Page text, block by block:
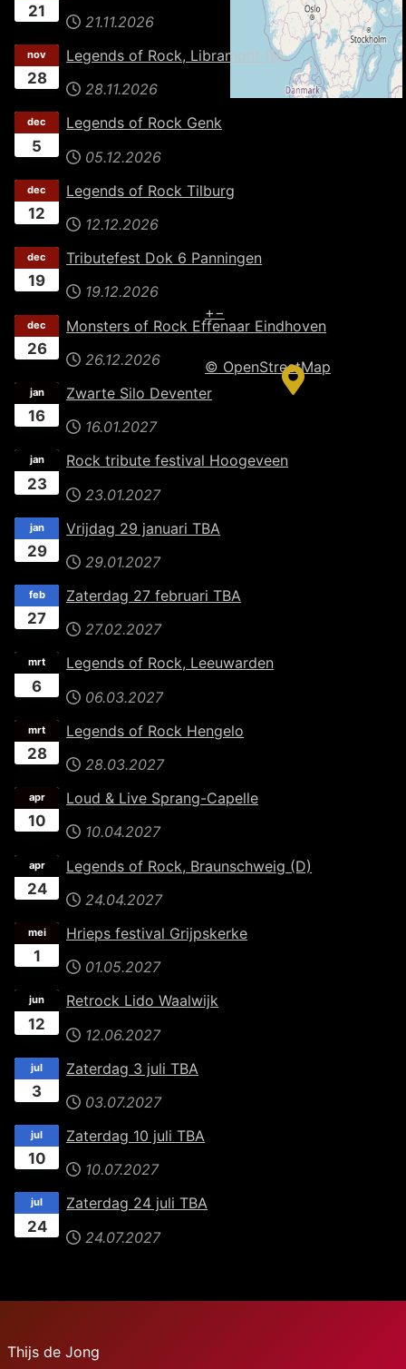
+−
© OpenStreetMap
21
21.11.2026
28
nov
Legends of Rock, Libramont (B)
28.11.2026
5
dec
Legends of Rock Genk
05.12.2026
12
dec
Legends of Rock Tilburg
12.12.2026
19
dec
Tributefest Dok 6 Panningen
19.12.2026
26
dec
Monsters of Rock Effenaar Eindhoven
26.12.2026
16
jan
Zwarte Silo Deventer
16.01.2027
23
jan
Rock tribute festival Hoogeveen
23.01.2027
29
jan
Vrijdag 29 januari TBA
29.01.2027
27
feb
Zaterdag 27 februari TBA
27.02.2027
6
mrt
Legends of Rock, Leeuwarden
06.03.2027
28
mrt
Legends of Rock Hengelo
28.03.2027
10
apr
Loud & Live Sprang-Capelle
10.04.2027
24
apr
Legends of Rock, Braunschweig (D)
24.04.2027
1
mei
Hrieps festival Grijpskerke
01.05.2027
12
jun
Retrock Lido Waalwijk
12.06.2027
3
jul
Zaterdag 3 juli TBA
03.07.2027
10
jul
Zaterdag 10 juli TBA
10.07.2027
24
jul
Zaterdag 24 juli TBA
24.07.2027
Thijs de Jong